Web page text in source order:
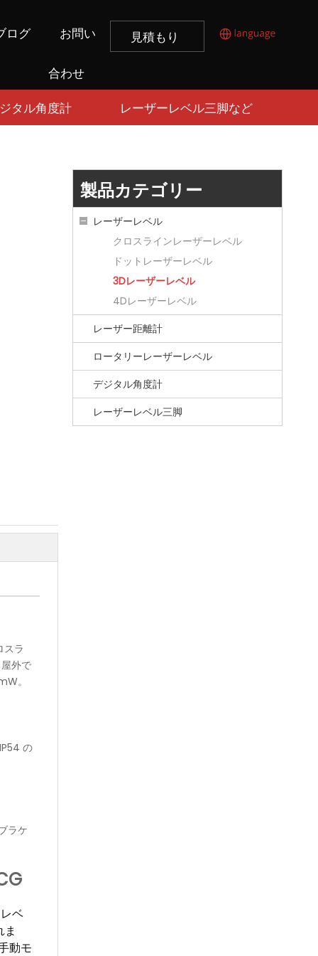
ログ お問い
合わせ
見積もり
る
タル角度計 レーザーレベル三脚など
スラ
外で
。
の
ラケ
ベ
ま
動モ
製品カテゴリー
レーザーレベル
クロスラインレーザーレベル
ドットレーザーレベル
3Dレーザーレベル
4Dレーザーレベル
レーザー距離計
ロータリーレーザーレベル
デジタル角度計
レーザーレベル三脚